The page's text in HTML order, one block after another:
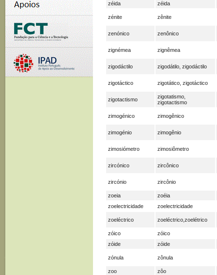
zéida
zéida
zénite zênite
zenónico zenônico
zignémea zignêmea
zigodáctilo zigodátilo, zigodáctilo
zigotáctico zigotático, zigotáctico
zigotactismo
zigotatismo,
zigotactismo
zimogénico zimogênico
zimogénio zimogênio
zimosiómetro zimosiômetro
zircónico zircônico
zircónio zircônio
zoeia
zoéia
zoelectricidade
zoelectricidade
zoeléctrico zoeléctrico,zoelétrico
zóico
zóico
zóide
zóide
zónula zônula
zoo
zôo